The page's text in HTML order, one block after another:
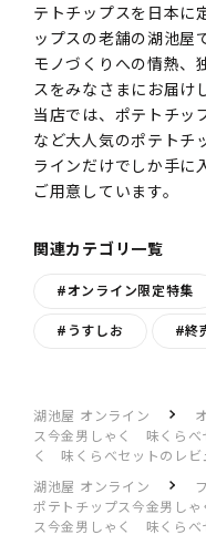
テトチップスを日本に
ップスの老舗の湖池屋
モノづくりへの情熱、
スをみなさまにお届け
当店では、ポテトチ
など大人気のポテトチ
ラインだけでしか手に
ご用意しています。
関連カテゴリ一覧
#オンライン限定特集
#うすしお #終
湖池屋 オンライン
ス今金男しゃく 味くらべ
く 味くらべセットのレビ
湖池屋 オンライン
ポテトチップス今金男し
ス今金男しゃく 味くらべ